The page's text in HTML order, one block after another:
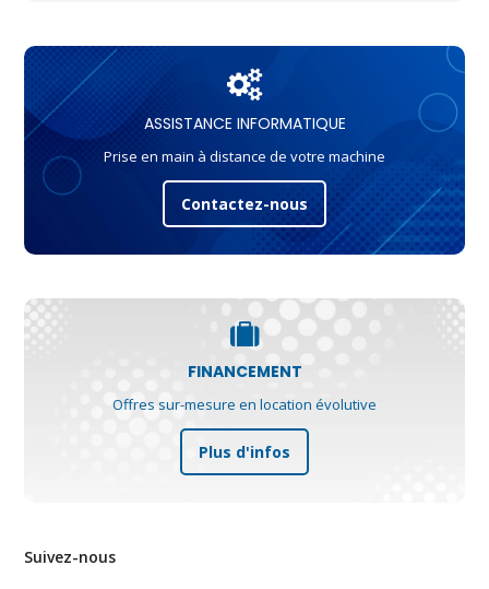
ASSISTANCE INFORMATIQUE
Prise en main à distance de votre machine
Contactez-nous
FINANCEMENT
Offres sur-mesure en location évolutive
Plus d'infos
Suivez-nous